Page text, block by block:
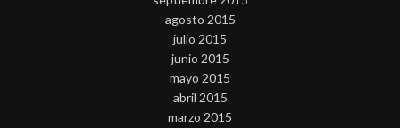
agosto 2015
julio 2015
junio 2015
mayo 2015
abril 2015
marzo 2015